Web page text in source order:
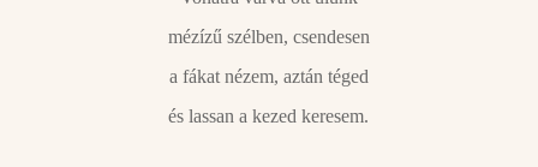
mézízű szélben, csendesen
a fákat nézem, aztán téged
és lassan a kezed keresem.